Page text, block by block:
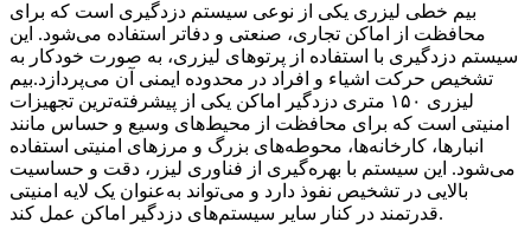
بیم خطی لیزری یکی از نوعی سیستم دزدگیری است که برای
محافظت از اماکن تجاری، صنعتی و دفاتر استفاده می‌شود. این
سیستم دزدگیری با استفاده از پرتوهای لیزری، به صورت خودکار به
تشخیص حرکت اشیاء و افراد در محدوده ایمنی آن می‌پردازد.بیم
لیزری ۱۵۰ متری دزدگیر اماکن یکی از پیشرفته‌ترین تجهیزات
امنیتی است که برای محافظت از محیط‌های وسیع و حساس مانند
انبارها، کارخانه‌ها، محوطه‌های بزرگ و مرزهای امنیتی استفاده
می‌شود. این سیستم با بهره‌گیری از فناوری لیزر، دقت و حساسیت
بالایی در تشخیص نفوذ دارد و می‌تواند به‌عنوان یک لایه امنیتی
قدرتمند در کنار سایر سیستم‌های دزدگیر اماکن عمل کند.